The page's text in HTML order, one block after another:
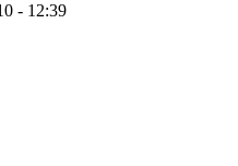
- 12:39